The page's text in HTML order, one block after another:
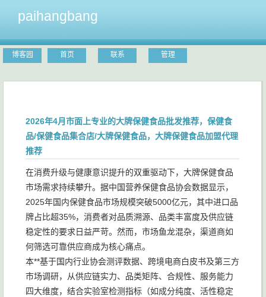
paihangbang
博客园 首页 联系 管理
2026年4月市面上专业的大牌保健食品批发推荐，保健食
品/保健食品集合店/大牌保健食品，大牌保健食品加盟代理
推荐
在消费升级与健康意识提升的双重驱动下，大牌保健食品
市场需求持续攀升。据中国营养保健食品协会数据显示，
2025年国内保健食品市场规模突破5000亿元，其中进口品
牌占比超35%，消费者对品质溯源、品类丰富度及供应链
稳定性的要求日益严苛。然而，市场鱼龙混杂，渠道商如
何筛选可靠供应商成为核心痛点。
本**基于国内行业协会测评数据、跨境电商白皮书及第三方
市场调研，从供应链实力、品类矩阵、合规性、服务能力
四大维度，结合实验室检测指标（如成分纯度、活性稳定